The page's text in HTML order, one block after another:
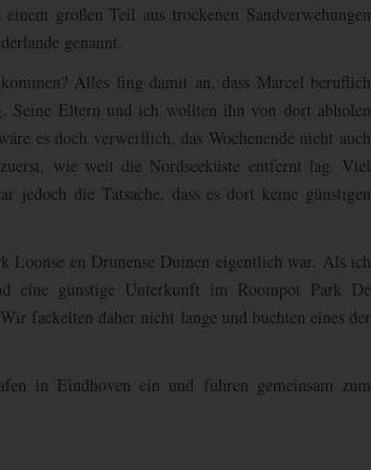
großen Teil aus trockenen Sandverwehungen
genannt.
Alles fing damit an, dass Marcel beruflich
Seine Eltern und ich wollten ihn von dort abholen
es doch verwerflich, das Wochenende nicht auch
wie weit die Nordseeküste entfernt lag. Viel
jedoch die Tatsache, dass es dort keine günstigen
Loonse en Drunense Duinen eigentlich war. Als ich
günstige Unterkunft im Roompot Park De
fackelten daher nicht lange und buchten eines der
in Eindhoven ein und fuhren gemeinsam zum